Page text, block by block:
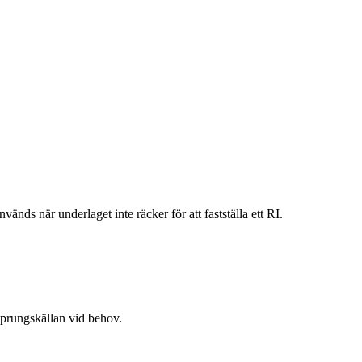
när underlaget inte räcker för att fastställa ett RI.
vid behov.